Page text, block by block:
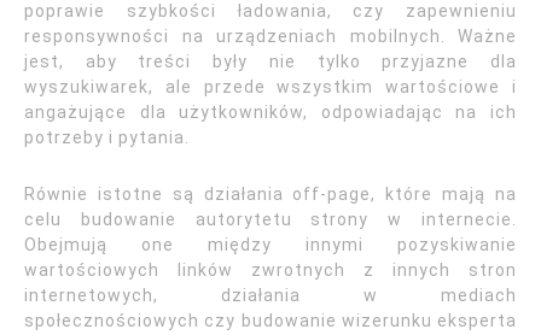
poprawie szybkości ładowania, czy zapewnieniu
responsywności na urządzeniach mobilnych. Ważne
jest, aby treści były nie tylko przyjazne dla
wyszukiwarek, ale przede wszystkim wartościowe i
angażujące dla użytkowników, odpowiadając na ich
potrzeby i pytania.
Równie istotne są działania off-page, które mają na
celu budowanie autorytetu strony w internecie.
Obejmują one między innymi pozyskiwanie
wartościowych linków zwrotnych z innych stron
internetowych, działania w mediach
społecznościowych czy budowanie wizerunku eksperta